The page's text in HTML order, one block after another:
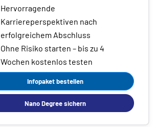
Hervorragende
Karriereperspektiven nach
erfolgreichem Abschluss
Ohne Risiko starten – bis zu 4
Wochen kostenlos testen
Infopaket bestellen
Nano Degree sichern